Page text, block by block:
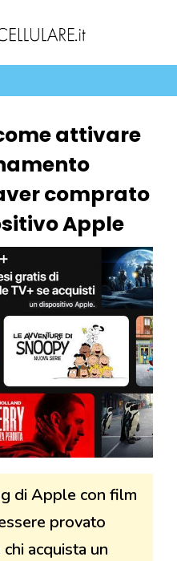
attivare
comprato
Apple
di Apple con film
provato
acquista un